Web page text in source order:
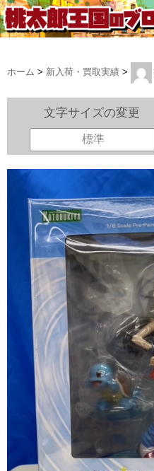
ホーム > 新入荷・買取実績 >
文字サイズの変更
標準